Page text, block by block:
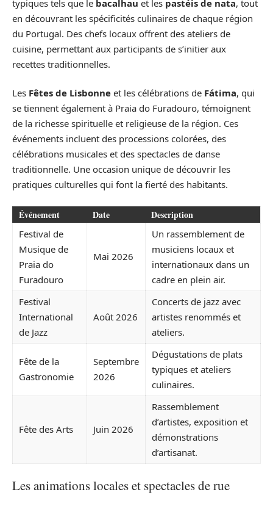
typiques tels que le bacalhau et les pastéis de nata, tout
en découvrant les spécificités culinaires de chaque région
du Portugal. Des chefs locaux offrent des ateliers de
cuisine, permettant aux participants de s’initier aux
recettes traditionnelles.
Les Fêtes de Lisbonne et les célébrations de Fátima, qui
se tiennent également à Praia do Furadouro, témoignent
de la richesse spirituelle et religieuse de la région. Ces
événements incluent des processions colorées, des
célébrations musicales et des spectacles de danse
traditionnelle. Une occasion unique de découvrir les
pratiques culturelles qui font la fierté des habitants.
Événement Date Description
Festival de
Musique de
Praia do
Furadouro
Mai 2026
Un rassemblement de
musiciens locaux et
internationaux dans un
cadre en plein air.
Festival
International
de Jazz
Août 2026
Concerts de jazz avec
artistes renommés et
ateliers.
Fête de la
Gastronomie
Septembre
2026
Dégustations de plats
typiques et ateliers
culinaires.
Fête des Arts Juin 2026
Rassemblement
d’artistes, exposition et
démonstrations
d’artisanat.
Les animations locales et spectacles de rue